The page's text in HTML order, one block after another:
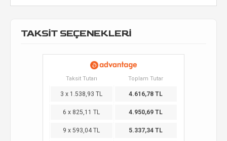
TAKSİT SEÇENEKLERİ
Taksit Tutarı Toplam Tutar
3 x 1.538,93 TL 4.616,78 TL
6 x 825,11 TL 4.950,69 TL
9 x 593,04 TL 5.337,34 TL